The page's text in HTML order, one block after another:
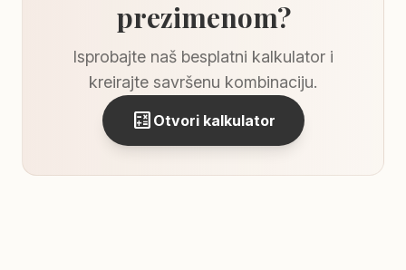
prezimenom?
Isprobajte naš besplatni kalkulator i
kreirajte savršenu kombinaciju.
calculate Otvori kalkulator